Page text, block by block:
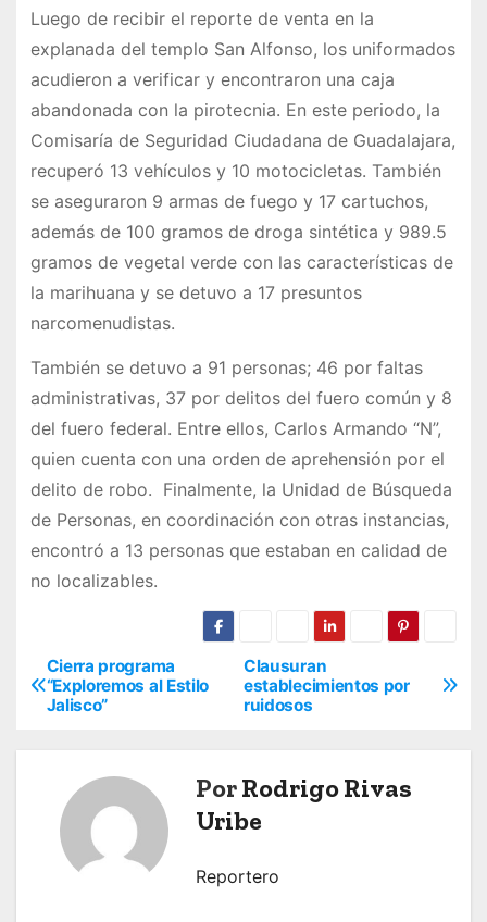
Luego de recibir el reporte de venta en la
explanada del templo San Alfonso, los uniformados
acudieron a verificar y encontraron una caja
abandonada con la pirotecnia. En este periodo, la
Comisaría de Seguridad Ciudadana de Guadalajara,
recuperó 13 vehículos y 10 motocicletas. También
se aseguraron 9 armas de fuego y 17 cartuchos,
además de 100 gramos de droga sintética y 989.5
gramos de vegetal verde con las características de
la marihuana y se detuvo a 17 presuntos
narcomenudistas.
También se detuvo a 91 personas; 46 por faltas
administrativas, 37 por delitos del fuero común y 8
del fuero federal. Entre ellos, Carlos Armando “N”,
quien cuenta con una orden de aprehensión por el
delito de robo. Finalmente, la Unidad de Búsqueda
de Personas, en coordinación con otras instancias,
encontró a 13 personas que estaban en calidad de
no localizables.
N
a
Clausuran
establecimientos por
ruidosos
Cierra programa
“Exploremos al Estilo
Jalisco”
PorRodrigo Rivas
Uribe
Reportero